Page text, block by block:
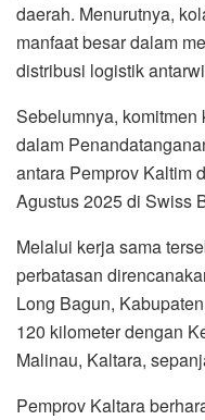
daerah. Menurutnya,
manfaat besar dalam
distribusi logistik
Sebelumnya,
dalam
antara Pemprov Kaltim
Agustus 2025 di Swiss
Melalui kerja sama
perbatasan
Long Bagun,
120 kilometer dengan
Malinau, Kaltara,
Pemprov Kaltara